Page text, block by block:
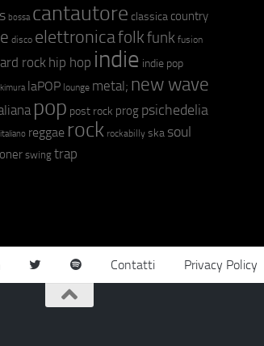
bossa cantautore classica country
disco elettronicafolkfunk fusion
rock hip hop indie indie pop
kimura laPOP lounge metal; new wave
pop post rock prog psichedelia
reggae rock rockabilly ska soul
swing trap
Contatti Privacy Policy